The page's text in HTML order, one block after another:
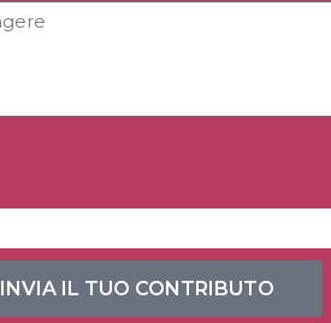
INVIA IL TUO CONTRIBUTO